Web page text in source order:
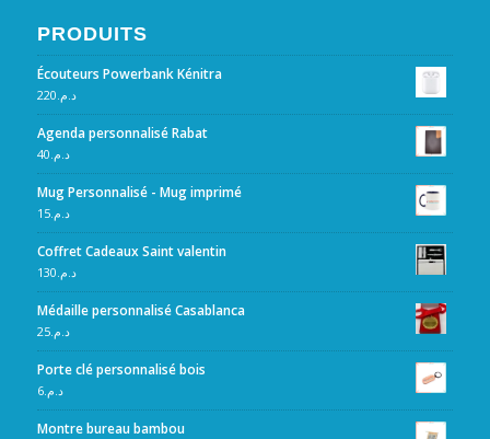
PRODUITS
Écouteurs Powerbank Kénitra
د.م. 220
Agenda personnalisé Rabat
د.م. 40
Mug Personnalisé - Mug imprimé
د.م.15
Coffret Cadeaux Saint valentin
د.م. 130
Médaille personnalisé Casablanca
د.م.25
Porte clé personnalisé bois
د.م.6
Montre bureau bambou